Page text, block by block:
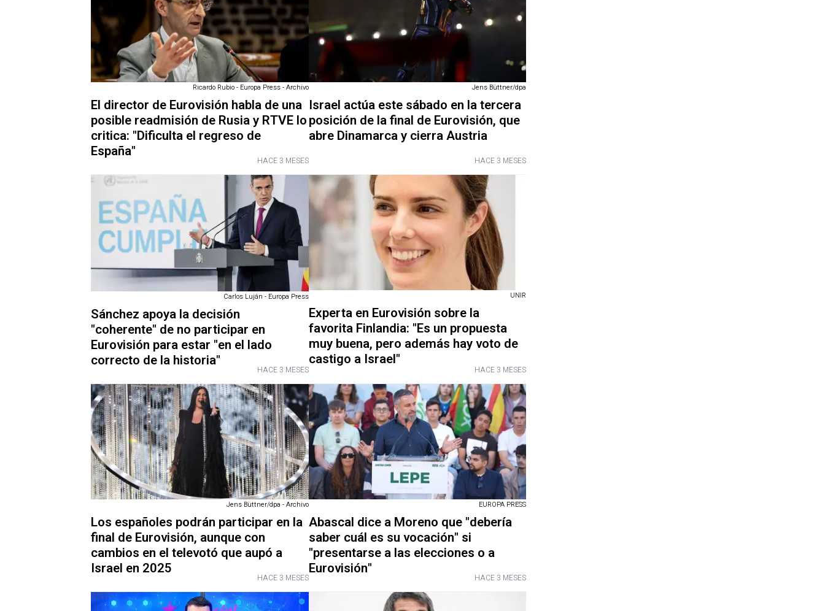
Ricardo Rubio - Europa Press - Archivo
El director de Eurovisión habla de una
posible readmisión de Rusia y RTVE lo
critica: "Dificulta el regreso de
España"
HACE 3 MESES
Jens Büttner/dpa
Israel actúa este sábado en la tercera
posición de la final de Eurovisión, que
abre Dinamarca y cierra Austria
HACE 3 MESES
Carlos Luján - Europa Press
Sánchez apoya la decisión
"coherente" de no participar en
Eurovisión para estar "en el lado
correcto de la historia"
HACE 3 MESES
UNIR
Experta en Eurovisión sobre la
favorita Finlandia: "Es un propuesta
muy buena, pero además hay voto de
castigo a Israel"
HACE 3 MESES
Jens Büttner/dpa - Archivo
Los españoles podrán participar en la
final de Eurovisión, aunque con
cambios en el televotó que aupó a
Israel en 2025
HACE 3 MESES
EUROPA PRESS
Abascal dice a Moreno que "debería
saber cuál es su vocación" si
"presentarse a las elecciones o a
Eurovisión"
HACE 3 MESES